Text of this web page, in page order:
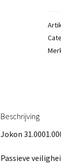
Beschrijving
Jokon
Passieve